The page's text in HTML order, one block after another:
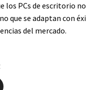
los PCs de escritorio
que se adaptan con
del mercado.